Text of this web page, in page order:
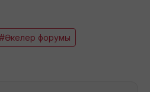
#Әкелер форумы